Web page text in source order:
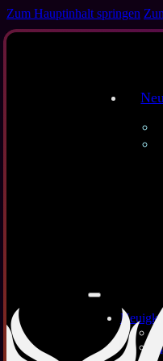
Zum Hauptinhalt springen